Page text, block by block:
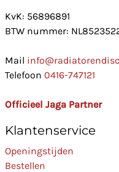
KvK: 56896891
BTW nummer:
Mail
Telefoon 0416-747121
Officieel Jaga Partner
Klantenservice
Openingstijden
Bestellen